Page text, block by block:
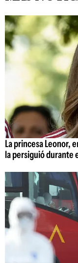
La princesa Leonor,
la persiguió durante